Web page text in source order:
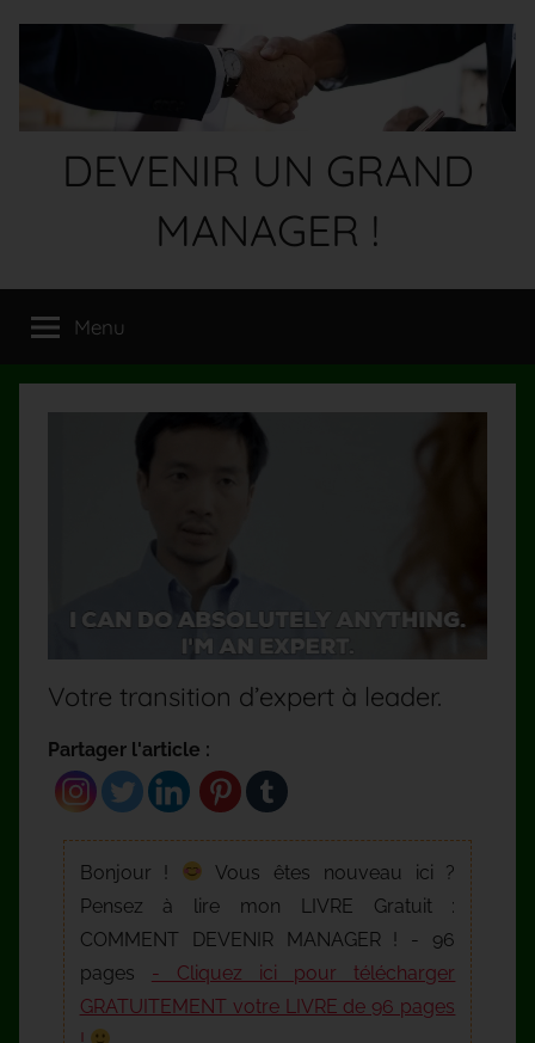
contenu
DEVENIR UN GRAND
MANAGER !
GRAND
!
Menu
Votre transition d’expert à leader.
Partager l'article :
Bonjour !
Vous êtes nouveau ici ?
Pensez à lire mon LIVRE Gratuit :
COMMENT DEVENIR MANAGER ! - 96
pages - Cliquez ici pour télécharger
GRATUITEMENT votre LIVRE de 96 pages